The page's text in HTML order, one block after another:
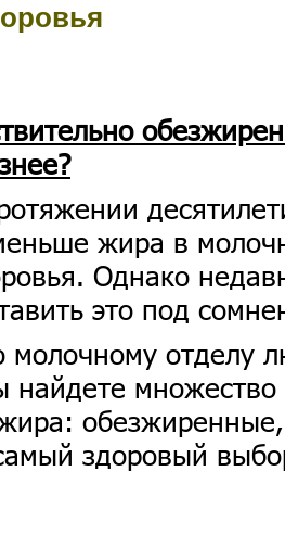
жира в
Однако
это под
молочному отделу
найдете
здоровый